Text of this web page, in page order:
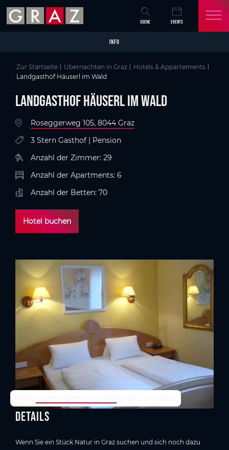
Skip to main content
Skip to table of contents
Skip to main navigation
SUCHE EVENTS
INFO
Zur Startseite Übernachten in Graz
Hotels & Appartements
Landgasthof Häuserl im Wald
Landgasthof Häuserl im Wald
Roseggerweg 105, 8044 Graz
3 Stern Gasthof | Pension
Anzahl der Zimmer: 29
Anzahl der Apartments: 6
Anzahl der Betten: 70
Hotel buchen
Details
Wenn Sie ein Stück Natur in Graz suchen und sich noch dazu